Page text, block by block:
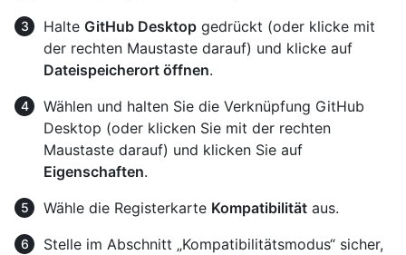
Halte GitHub Desktop gedrückt (oder klicke mit
der rechten Maustaste darauf) und klicke auf
Dateispeicherort öffnen.
Wählen und halten Sie die Verknüpfung GitHub
Desktop (oder klicken Sie mit der rechten
Maustaste darauf) und klicken Sie auf
Eigenschaften.
Wähle die Registerkarte Kompatibilität aus.
Stelle im Abschnitt „Kompatibilitätsmodus“ sicher,